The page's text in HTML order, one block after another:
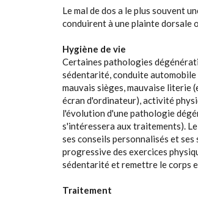
Le mal de dos a le plus souvent
conduirent à une plainte dorsale
Hygiène de vie
Certaines pathologies
sédentarité, conduite automobile
mauvais sièges, mauvaise literie
écran d'ordinateur), activité
l'évolution d'une pathologie
s'intéressera aux traitements).
ses conseils personnalisés et
progressive des exercices
sédentarité et remettre le corps
Traitement